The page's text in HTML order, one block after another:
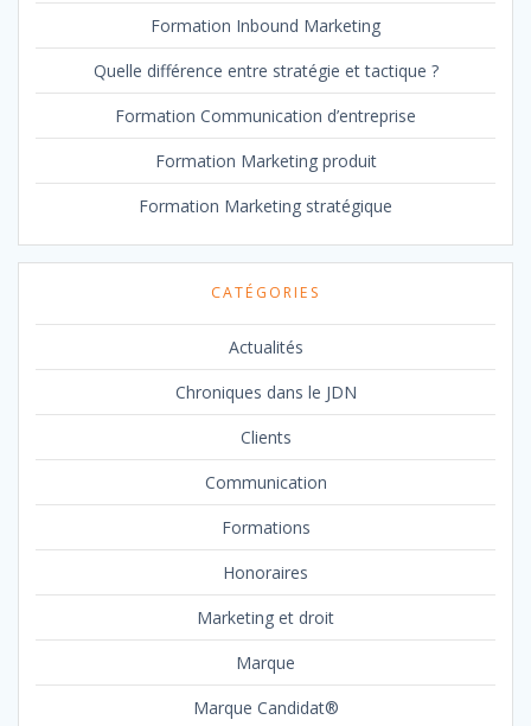
Formation Inbound Marketing
Quelle différence entre stratégie et tactique ?
Formation Communication d’entreprise
Formation Marketing produit
Formation Marketing stratégique
CATÉGORIES
Actualités
Chroniques dans le JDN
Clients
Communication
Formations
Honoraires
Marketing et droit
Marque
Marque Candidat®